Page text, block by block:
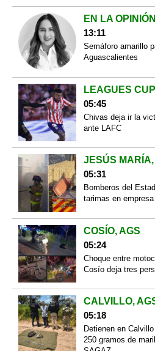
EN LA
13:11
Semáforo amarillo
Aguascalientes
LEAGUES
05:45
Chivas deja ir la
ante LAFC
JESÚS MARÍA,
05:31
Bomberos del
tarimas en
COSÍO, AGS
05:24
Choque entre
Cosío deja tres
CALVILLO,
05:18
Detienen en
250 gramos de